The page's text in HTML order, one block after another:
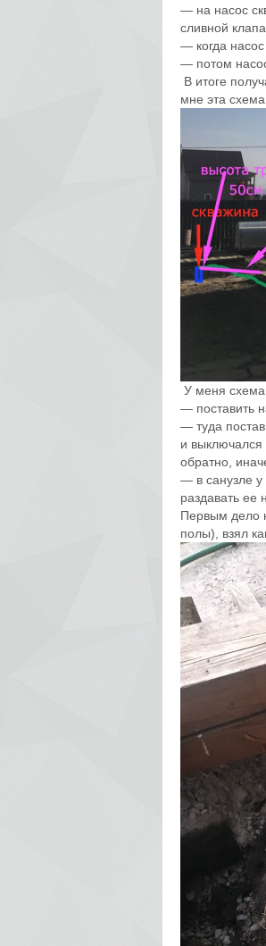
— на насос
сливной
— когда
— потом
В итоге
мне эта
У меня схема
— поставить
— туда
и выключался
обратно,
— в санузле у
раздавать ее
Первым дело
полы), взял